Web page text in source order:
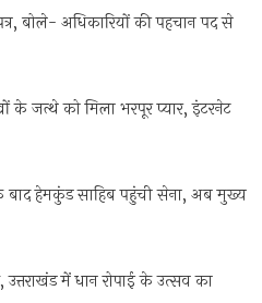
बोले- अधिकारियों की पहचान पद से
जत्थे को मिला भरपूर प्यार, इंटरनेट
हेमकुंड साहिब पहुंची सेना, अब मुख्य
में धान रोपाई के उत्सव का